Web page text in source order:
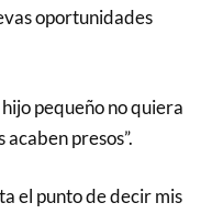
oportunidades
pequeño no quiera
presos”.
el punto de decir mis